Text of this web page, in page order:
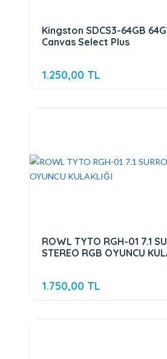
Kingston SDCS3-64GB
Canvas Select Plus
1.250,00 TL
ROWL TYTO RGH-01 7.1
STEREO RGB OYUNCU
1.750,00 TL